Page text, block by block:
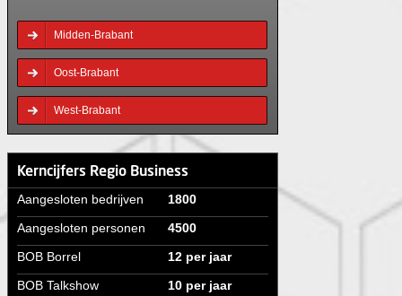
Midden-Brabant
Oost-Brabant
West-Brabant
Kerncijfers Regio Business
Aangesloten bedrijven
1800
Aangesloten personen
4500
BOB Borrel
12 per jaar
BOB Talkshow
10 per jaar